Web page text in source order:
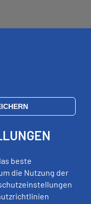
Uhr
beste
die Nutzung der